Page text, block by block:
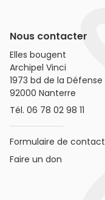
Nous contacter
Elles bougent
Archipel Vinci
1973 bd de la Défense
92000 Nanterre
Tél.06 78 02 98 11
Formulaire de contact
Faire un don